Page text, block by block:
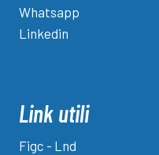
Whatsapp
Linkedin
Link utili
Figc - Lnd